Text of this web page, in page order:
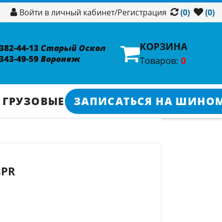
Войти в личный кабинет/Регистрация (0) (0)
44-13 Старый Оскол
49-59Воронеж
КОРЗИНА
Товаров: 0
ЗАПИСАТЬСЯ НА